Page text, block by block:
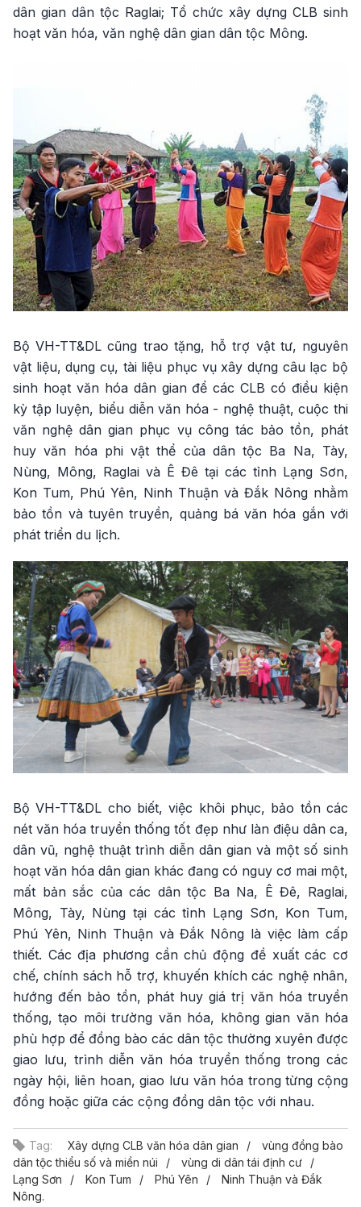
dân gian dân tộc Raglai; Tổ chức xây dựng CLB sinh
hoạt văn hóa, văn nghệ dân gian dân tộc Mông.
Bộ VH-TT&DL cũng trao tặng, hỗ trợ vật tư, nguyên
vật liệu, dụng cụ, tài liệu phục vụ xây dựng câu lạc bộ
sinh hoạt văn hóa dân gian để các CLB có điều kiện
kỳ tập luyện, biểu diễn văn hóa - nghệ thuật, cuộc thi
văn nghệ dân gian phục vụ công tác bảo tồn, phát
huy văn hóa phi vật thể của dân tộc Ba Na, Tày,
Nùng, Mông, Raglai và Ê Đê tại các tỉnh Lạng Sơn,
Kon Tum, Phú Yên, Ninh Thuận và Đắk Nông nhằm
bảo tồn và tuyên truyền, quảng bá văn hóa gắn với
phát triển du lịch.
Bộ VH-TT&DL cho biết, việc khôi phục, bảo tồn các
nét văn hóa truyền thống tốt đẹp như làn điệu dân ca,
dân vũ, nghệ thuật trình diễn dân gian và một số sinh
hoạt văn hóa dân gian khác đang có nguy cơ mai một,
mất bản sắc của các dân tộc Ba Na, Ê Đê, Raglai,
Mông, Tày, Nùng tại các tỉnh Lạng Sơn, Kon Tum,
Phú Yên, Ninh Thuận và Đắk Nông là việc làm cấp
thiết. Các địa phương cần chủ động đề xuất các cơ
chế, chính sách hỗ trợ, khuyến khích các nghệ nhân,
hướng đến bảo tồn, phát huy giá trị văn hóa truyền
thống, tạo môi trường văn hóa, không gian văn hóa
phù hợp để đồng bào các dân tộc thường xuyên được
giao lưu, trình diễn văn hóa truyền thống trong các
ngày hội, liên hoan, giao lưu văn hóa trong từng cộng
đồng hoặc giữa các cộng đồng dân tộc với nhau.
Tag: Xây dựng CLB văn hóa dân gian
vùng đồng bào
dân tộc thiểu số và miền núi
vùng di dân tái định cư
Lạng Sơn
Kon Tum Phú Yên
Ninh Thuận và Đắk
Nông.